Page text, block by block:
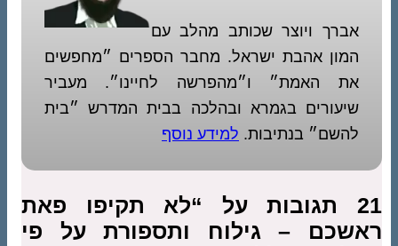
אברך ויוצר שכותב מהלב עם
המון אהבת ישראל. מחבר הספרים ״מחפשים
את האמת״ ו״מהפרשה לחיינו״. מעביר
שיעורים בגמרא ובהלכה בבית המדרש ״בית
להשם״ בנתיבות. למידע נוסף
21 תגובות על “לא תקיפו פאת
ראשכם – גילוח ותספורת על פי